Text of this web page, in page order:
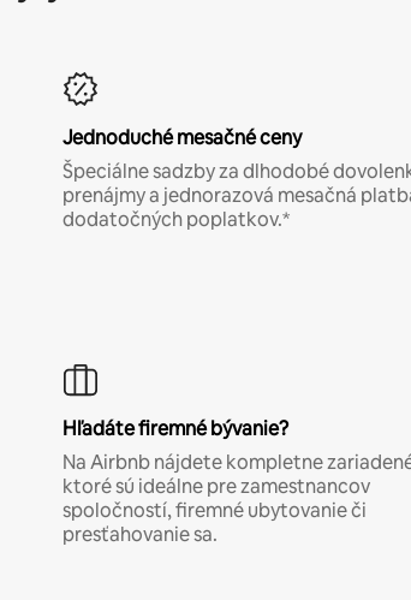
Jednoduché mesačné ceny
Špeciálne sadzby za dlhodobé
prenájmy a jednorazová mesačná
dodatočných poplatkov.*
Hľadáte firemné bývanie?
Na Airbnb nájdete kompletne
ktoré sú ideálne pre zamestnancov
spoločností, firemné ubytovanie či
presťahovanie sa.